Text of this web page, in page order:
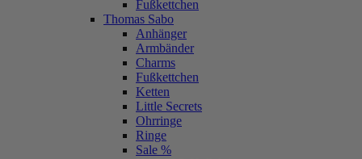
Fußkettchen
Thomas Sabo
Anhänger
Armbänder
Charms
Fußkettchen
Ketten
Little Secrets
Ohrringe
Ringe
Sale %